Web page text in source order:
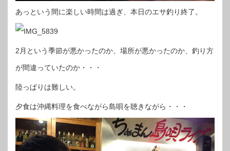
あっという間に楽しい時間は過ぎ、本日のエサ釣り終了。
2月という季節が悪かったのか、場所が悪かったのか、釣り方
が間違っていたのか・・・
陸っぱりは難しい。
夕食は沖縄料理を食べながら島唄を聴きながら・・・